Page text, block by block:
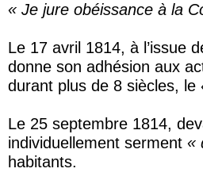
« Je jure obéissance à la
Le 17 avril 1814, à l’issue
donne son adhésion aux
durant plus de 8 siècles, le
Le 25 septembre 1814,
individuellement serment «
habitants.